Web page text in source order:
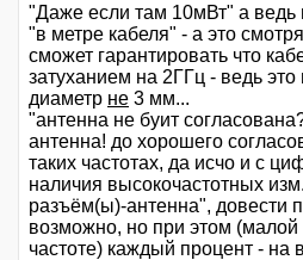
"Даже если там 10мВт" а
"в метре кабеля" - а это
сможет гарантировать что
затуханием на 2ГГц - ведь
диаметр не 3 мм...
"антенна не буит
антенна! до хорошего
таких частотах, да исчо и с
наличия высокочастотных
разъём(ы)-антенна", довести
возможно, но при этом
частоте) каждый процент - на